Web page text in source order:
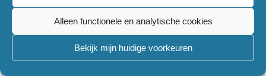
Alleen functionele en analytische cookies
Bekijk mijn huidige voorkeuren
Pro- & Disclaimer Privacy- en cookieverklaring